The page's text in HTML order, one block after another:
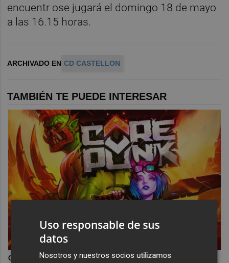
encuentr ose jugará el domingo 18 de mayo
a las 16.15 horas.
ARCHIVADO EN CD CASTELLON
TAMBIÉN TE PUEDE INTERESAR
Corepunk MMORPG
Uso responsable de sus
datos
Nosotros y nuestros socios utilizamos